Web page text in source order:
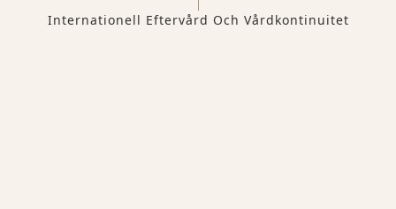
Internationell Eftervård Och Vårdkontinuitet